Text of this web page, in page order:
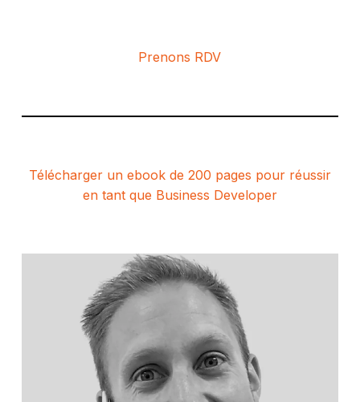
Prenons RDV
Télécharger un ebook de 200 pages pour réussir
en tant que Business Developer